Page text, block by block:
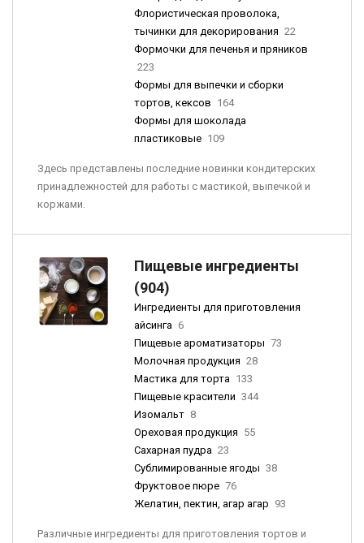
Флористическая проволока,
тычинки для декорирования 22
Формочки для печенья и пряников
223
Формы для выпечки и сборки
тортов, кексов 164
Формы для шоколада
пластиковые 109
Здесь представлены последние новинки кондитерских
принадлежностей для работы с мастикой, выпечкой и
коржами.
Пищевые ингредиенты
(904)
Ингредиенты для приготовления
айсинга 6
Пищевые ароматизаторы 73
Молочная продукция 28
Мастика для торта 133
Пищевые красители 344
Изомальт 8
Ореховая продукция 55
Сахарная пудра 23
Сублимированные ягоды 38
Фруктовое пюре 76
Желатин, пектин, агар агар 93
Различные ингредиенты для приготовления тортов и